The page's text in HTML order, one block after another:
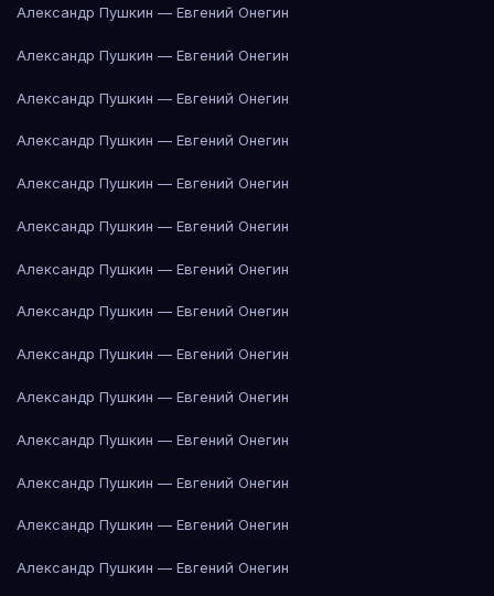
Александр Пушкин — Евгений Онегин
Александр Пушкин — Евгений Онегин
Александр Пушкин — Евгений Онегин
Александр Пушкин — Евгений Онегин
Александр Пушкин — Евгений Онегин
Александр Пушкин — Евгений Онегин
Александр Пушкин — Евгений Онегин
Александр Пушкин — Евгений Онегин
Александр Пушкин — Евгений Онегин
Александр Пушкин — Евгений Онегин
Александр Пушкин — Евгений Онегин
Александр Пушкин — Евгений Онегин
Александр Пушкин — Евгений Онегин
Александр Пушкин — Евгений Онегин